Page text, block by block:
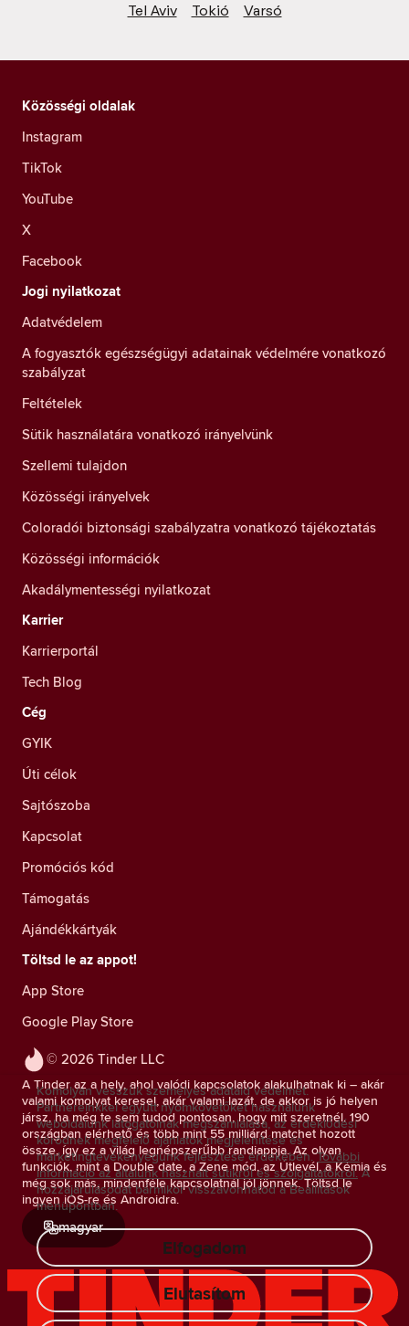
Tel Aviv
Tokió Varsó
© 2026 Tinder LLC
A Tinder az a hely, ahol valódi kapcsolatok alakulhatnak ki – akár
valami komolyat keresel, akár valami lazát, de akkor is jó helyen
jársz, ha még te sem tudod pontosan, hogy mit szeretnél. 190
országban elérhető és több mint 55 milliárd matchet hozott
össze, így ez a világ legnépszerűbb randiappja. Az olyan
funkciók, mint a Double date, a Zene mód, az Útlevél, a Kémia és
még sok más, mindenféle kapcsolatnál jól jönnek. Töltsd le
ingyen iOS-re és Androidra.
magyar
Közösségi oldalak
Instagram
TikTok
YouTube
X
Facebook
Jogi nyilatkozat
Adatvédelem
A fogyasztók egészségügyi adatainak védelmére vonatkozó
szabályzat
Feltételek
Sütik használatára vonatkozó irányelvünk
Szellemi tulajdon
Közösségi irányelvek
Coloradói biztonsági szabályzatra vonatkozó tájékoztatás
Közösségi információk
Akadálymentességi nyilatkozat
Karrier
Karrierportál
Tech Blog
Cég
GYIK
Úti célok
Sajtószoba
Kapcsolat
Promóciós kód
Támogatás
Ajándékkártyák
Töltsd le az appot!
App Store
Google Play Store
Komolyan vesszük személyes adataid védelmét.
Partnereinkkel együtt nyomkövetőket használunk
weboldalunk látogatóinak megszámlálása, az érdeklődési
körödnek megfelelő ajánlatok megjelenítése és
marketingtevékenyégünk fejlesztése érdekében. További
információ az általunk használt sütikről és szolgáltatókról. A
hozzájárulásodat bármikor visszavonhatod a Beállítások
menüpontban.
Elfogadom
Elutasítom